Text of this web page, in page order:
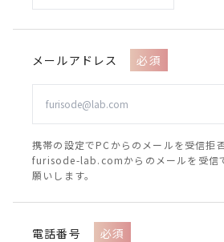
メールアドレス 必須
携帯の設定でPCからのメールを受信拒
furisode-lab.comからのメールを受信
願いします。
電話番号 必須